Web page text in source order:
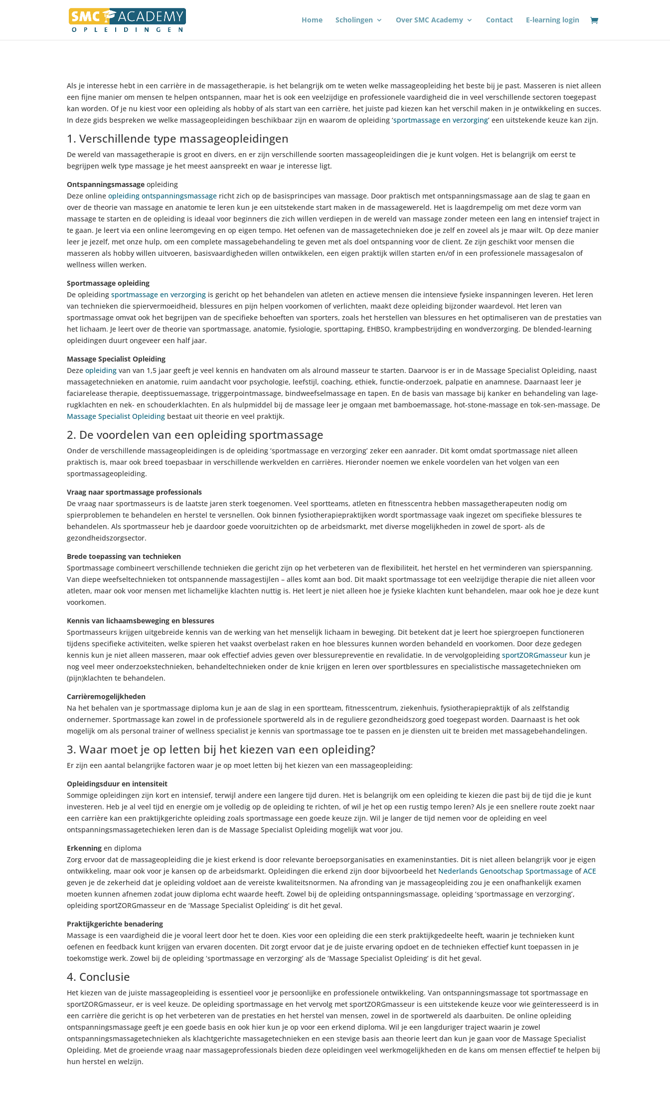
Home Scholingen Over SMC Academy Contact E-learning login
Als je interesse hebt in een carrière in de massagetherapie, is het belangrijk om te weten welke massageopleiding het beste bij je past. Masseren is niet alleen
een fijne manier om mensen te helpen ontspannen, maar het is ook een veelzijdige en professionele vaardigheid die in veel verschillende sectoren toegepast
kan worden. Of je nu kiest voor een opleiding als hobby of als start van een carrière, het juiste pad kiezen kan het verschil maken in je ontwikkeling en succes.
In deze gids bespreken we welke massageopleidingen beschikbaar zijn en waarom de opleiding ‘sportmassage en verzorging‘ een uitstekende keuze kan zijn.
1. Verschillende type massageopleidingen
De wereld van massagetherapie is groot en divers, en er zijn verschillende soorten massageopleidingen die je kunt volgen. Het is belangrijk om eerst te
begrijpen welk type massage je het meest aanspreekt en waar je interesse ligt.
Ontspanningsmassage opleiding
Deze onlineopleidingontspanningsmassage richt zich op de basisprincipes van massage. Door praktisch met ontspanningsmassage aan de slag te gaan en
over de theorie van massage en anatomie te leren kun je een uitstekende start maken in de massagewereld. Het is laagdrempelig om met deze vorm van
massage te starten en de opleiding is ideaal voor beginners die zich willen verdiepen in de wereld van massage zonder meteen een lang en intensief traject in
te gaan. Je leert via een online leeromgeving en op eigen tempo. Het oefenen van de massagetechnieken doe je zelf en zoveel als je maar wilt. Op deze manier
leer je jezelf, met onze hulp, om een complete massagebehandeling te geven met als doel ontspanning voor de client. Ze zijn geschikt voor mensen die
masseren als hobby willen uitvoeren, basisvaardigheden willen ontwikkelen, een eigen praktijk willen starten en/of in een professionele massagesalon of
wellness willen werken.
Sportmassage opleiding
De opleidingsportmassage en verzorging is gericht op het behandelen van atleten en actieve mensen die intensieve fysieke inspanningen leveren. Het leren
van technieken die spiervermoeidheid, blessures en pijn helpen voorkomen of verlichten, maakt deze opleiding bijzonder waardevol. Het leren van
sportmassage omvat ook het begrijpen van de specifieke behoeften van sporters, zoals het herstellen van blessures en het optimaliseren van de prestaties van
het lichaam. Je leert over de theorie van sportmassage, anatomie, fysiologie, sporttaping, EHBSO, krampbestrijding en wondverzorging. De blended-learning
opleidingen duurt ongeveer een half jaar.
Massage Specialist Opleiding
Dezeopleidingvan van 1,5 jaar geeft je veel kennis en handvaten om als alround masseur te starten. Daarvoor is er in de Massage Specialist Opleiding, naast
massagetechnieken en anatomie, ruim aandacht voor psychologie, leefstijl, coaching, ethiek, functie-onderzoek, palpatie en anamnese. Daarnaast leer je
faciarelease therapie, deeptissuemassage, triggerpointmassage, bindweefselmassage en tapen. En de basis van massage bij kanker en behandeling van lage-
rugklachten en nek- en schouderklachten. En als hulpmiddel bij de massage leer je omgaan met bamboemassage, hot-stone-massage en tok-sen-massage. De
Massage Specialist Opleiding bestaat uit theorie en veel praktijk.
2. De voordelen van een opleiding sportmassage
Onder de verschillende massageopleidingen is de opleiding ‘sportmassage en verzorging’ zeker een aanrader. Dit komt omdat sportmassage niet alleen
praktisch is, maar ook breed toepasbaar in verschillende werkvelden en carrières. Hieronder noemen we enkele voordelen van het volgen van een
sportmassageopleiding.
Vraag naar sportmassage professionals
De vraag naar sportmasseurs is de laatste jaren sterk toegenomen. Veel sportteams, atleten en fitnesscentra hebben massagetherapeuten nodig om
spierproblemen te behandelen en herstel te versnellen. Ook binnen fysiotherapiepraktijken wordt sportmassage vaak ingezet om specifieke blessures te
behandelen. Als sportmasseur heb je daardoor goede vooruitzichten op de arbeidsmarkt, met diverse mogelijkheden in zowel de sport- als de
gezondheidszorgsector.
Brede toepassing van technieken
Sportmassage combineert verschillende technieken die gericht zijn op het verbeteren van de flexibiliteit, het herstel en het verminderen van spierspanning.
Van diepe weefseltechnieken tot ontspannende massagestijlen – alles komt aan bod. Dit maakt sportmassage tot een veelzijdige therapie die niet alleen voor
atleten, maar ook voor mensen met lichamelijke klachten nuttig is. Het leert je niet alleen hoe je fysieke klachten kunt behandelen, maar ook hoe je deze kunt
voorkomen.
Kennis van lichaamsbeweging en blessures
Sportmasseurs krijgen uitgebreide kennis van de werking van het menselijk lichaam in beweging. Dit betekent dat je leert hoe spiergroepen functioneren
tijdens specifieke activiteiten, welke spieren het vaakst overbelast raken en hoe blessures kunnen worden behandeld en voorkomen. Door deze gedegen
kennis kun je niet alleen masseren, maar ook effectief advies geven over blessurepreventie en revalidatie. In de vervolgopleidingsportZORGmasseur kun je
nog veel meer onderzoekstechnieken, behandeltechnieken onder de knie krijgen en leren over sportblessures en specialistische massagetechnieken om
(pijn)klachten te behandelen.
Carrièremogelijkheden
Na het behalen van je sportmassage diploma kun je aan de slag in een sportteam, fitnesscentrum, ziekenhuis, fysiotherapiepraktijk of als zelfstandig
ondernemer. Sportmassage kan zowel in de professionele sportwereld als in de reguliere gezondheidszorg goed toegepast worden. Daarnaast is het ook
mogelijk om als personal trainer of wellness specialist je kennis van sportmassage toe te passen en je diensten uit te breiden met massagebehandelingen.
3. Waar moet je op letten bij het kiezen van een opleiding?
Er zijn een aantal belangrijke factoren waar je op moet letten bij het kiezen van een massageopleiding:
Opleidingsduur en intensiteit
Sommige opleidingen zijn kort en intensief, terwijl andere een langere tijd duren. Het is belangrijk om een opleiding te kiezen die past bij de tijd die je kunt
investeren. Heb je al veel tijd en energie om je volledig op de opleiding te richten, of wil je het op een rustig tempo leren? Als je een snellere route zoekt naar
een carrière kan een praktijkgerichte opleiding zoals sportmassage een goede keuze zijn. Wil je langer de tijd nemen voor de opleiding en veel
ontspanningsmassagetechieken leren dan is de Massage Specialist Opleiding mogelijk wat voor jou.
Erkenning en diploma
Zorg ervoor dat de massageopleiding die je kiest erkend is door relevante beroepsorganisaties en exameninstanties. Dit is niet alleen belangrijk voor je eigen
ontwikkeling, maar ook voor je kansen op de arbeidsmarkt. Opleidingen die erkend zijn door bijvoorbeeld het Nederlands Genootschap Sportmassage ofACE
geven je de zekerheid dat je opleiding voldoet aan de vereiste kwaliteitsnormen. Na afronding van je massageopleiding zou je een onafhankelijk examen
moeten kunnen afnemen zodat jouw diploma echt waarde heeft. Zowel bij de opleiding ontspanningsmassage, opleiding ‘sportmassage en verzorging’,
opleiding sportZORGmasseur en de ‘Massage Specialist Opleiding’ is dit het geval.
Praktijkgerichte benadering
Massage is een vaardigheid die je vooral leert door het te doen. Kies voor een opleiding die een sterk praktijkgedeelte heeft, waarin je technieken kunt
oefenen en feedback kunt krijgen van ervaren docenten. Dit zorgt ervoor dat je de juiste ervaring opdoet en de technieken effectief kunt toepassen in je
toekomstige werk. Zowel bij de opleiding ‘sportmassage en verzorging’ als de ‘Massage Specialist Opleiding’ is dit het geval.
4. Conclusie
Het kiezen van de juiste massageopleiding is essentieel voor je persoonlijke en professionele ontwikkeling. Van ontspanningsmassage tot sportmassage en
sportZORGmasseur, er is veel keuze. De opleiding sportmassage en het vervolg met sportZORGmasseur is een uitstekende keuze voor wie geïnteresseerd is in
een carrière die gericht is op het verbeteren van de prestaties en het herstel van mensen, zowel in de sportwereld als daarbuiten. De online opleiding
ontspanningsmassage geeft je een goede basis en ook hier kun je op voor een erkend diploma. Wil je een langduriger traject waarin je zowel
ontspanningsmassagetechnieken als klachtgerichte massagetechnieken en een stevige basis aan theorie leert dan kun je gaan voor de Massage Specialist
Opleiding. Met de groeiende vraag naar massageprofessionals bieden deze opleidingen veel werkmogelijkheden en de kans om mensen effectief te helpen bij
hun herstel en welzijn.